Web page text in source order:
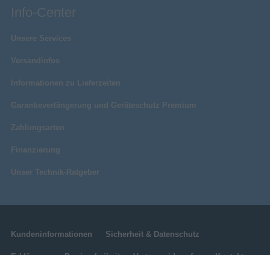
Info-Center
Unsere Services
Versandinfos
Informationen zu Lieferzeiten
Garantieverlängerung und Geräteschutz Premium
Zahlungsarten
Finanzierung
Unser Technik-Ratgeber
Kundeninformationen Sicherheit & Datenschutz